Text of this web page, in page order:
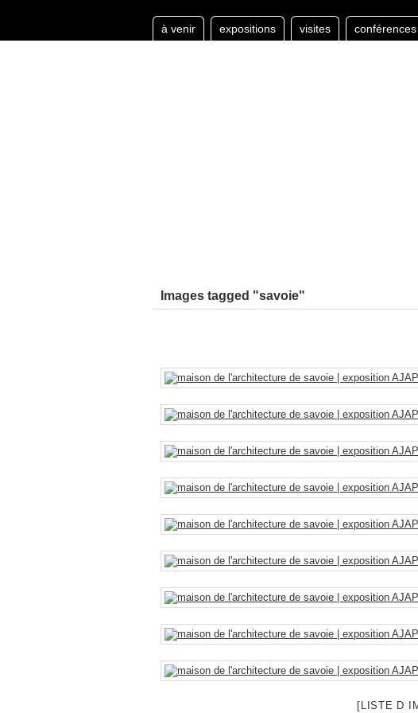
à venir expositions visites conférences
Images tagged "savoie"
[LISTE D